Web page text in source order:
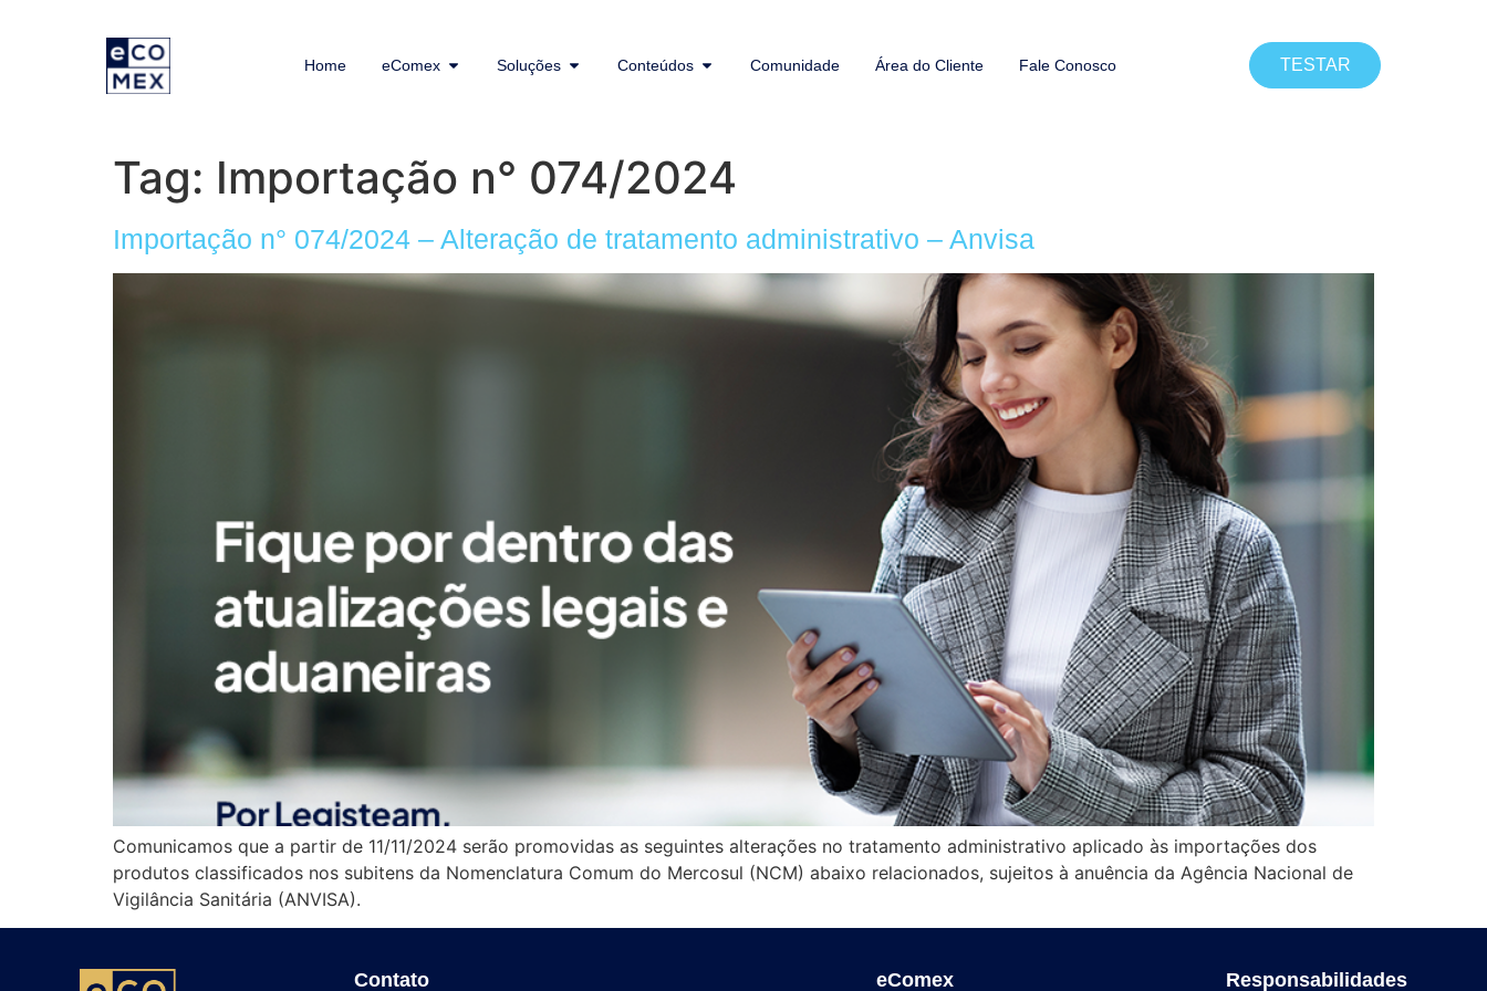
Home eComex Soluções Conteúdos Comunidade Área do Cliente Fale Conosco TESTAR
Tag: Importação n° 074/2024
Importação n° 074/2024 – Alteração de tratamento administrativo – Anvisa
Comunicamos que a partir de 11/11/2024 serão promovidas as seguintes alterações no tratamento administrativo aplicado às importações dos
produtos classificados nos subitens da Nomenclatura Comum do Mercosul (NCM) abaixo relacionados, sujeitos à anuência da Agência Nacional de
Vigilância Sanitária (ANVISA).
Contato eComex Responsabilidades